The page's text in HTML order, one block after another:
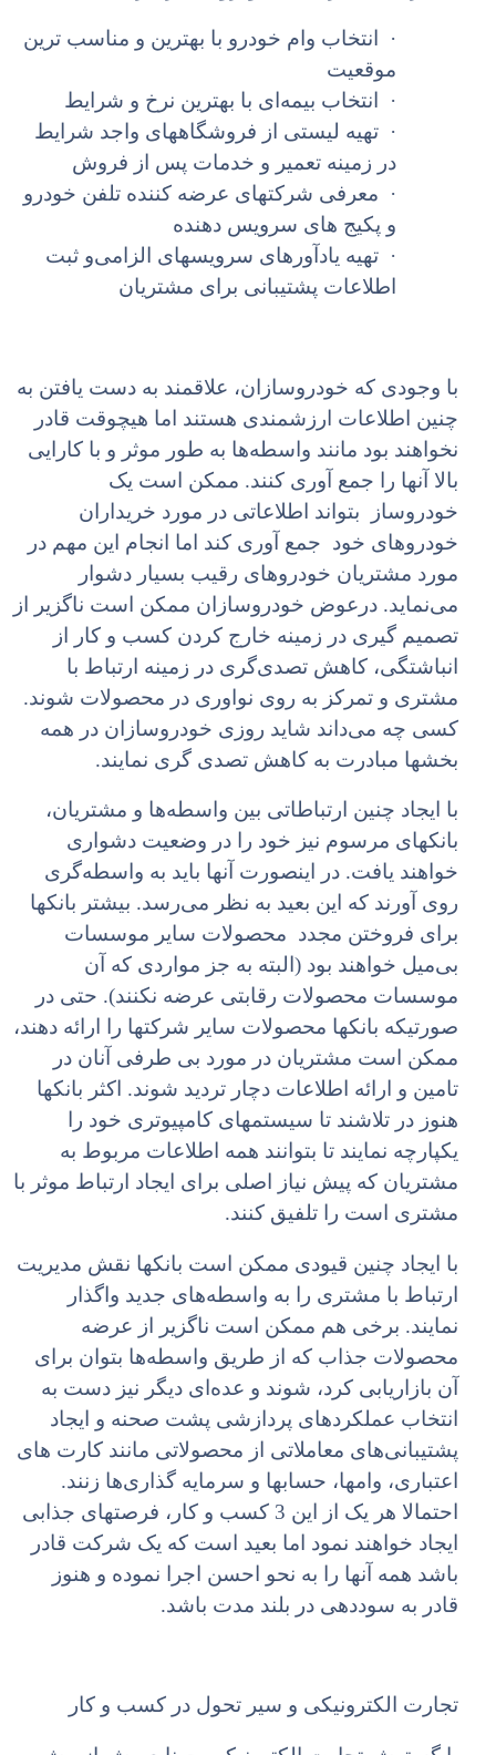
·
انتخاب وام خودرو با بهترین و مناسب ترین
موقعیت
·
انتخاب بیمه‌ای با بهترین نرخ و شرایط
· تهیه لیستی از فروشگاههای واجد شرایط
در زمینه تعمیر و خدمات پس از فروش
·
معرفی شرکتهای عرضه کننده تلفن خودرو
و پکیج های سرویس دهنده
· تهیه یادآورهای سرویسهای الزامی‌و ثبت
اطلاعات پشتیبانی برای مشتریان
با وجودی که خودروسازان، علاقمند به دست یافتن به
چنین اطلاعات ارزشمندی هستند اما هیچوقت قادر
نخواهند بود مانند واسطه‌ها به طور موثر و با کارایی
بالا آنها را جمع آوری کنند. ممکن است یک
خودروساز بتواند اطلاعاتی در مورد خریداران
خودروهای خود جمع آوری کند اما انجام این مهم در
مورد مشتریان خودروهای رقیب بسیار دشوار
می‌نماید. درعوض خودروسازان ممکن است ناگزیر از
تصمیم گیری در زمینه خارج کردن کسب و کار از
انباشتگی، کاهش تصدی‌گری در زمینه ارتباط با
مشتری و تمرکز به روی نواوری در محصولات شوند.
کسی چه می‌داند شاید روزی خودروسازان در همه
بخشها مبادرت به کاهش تصدی گری نمایند.
با ایجاد چنین ارتباطاتی بین واسطه‌ها و مشتریان،‌
بانکهای مرسوم نیز خود را در وضعیت دشواری
خواهند یافت. در اینصورت آنها باید به واسطه‌گری
روی آورند که این بعید به نظر می‌رسد. بیشتر بانکها
برای فروختن مجدد محصولات سایر موسسات
بی‌میل خواهند بود (البته به جز مواردی که آن
موسسات محصولات رقابتی عرضه نکنند). حتی در
صورتیکه بانکها محصولات سایر شرکتها را ارائه دهند،
ممکن است مشتریان در مورد بی طرفی آنان در
تامین و ارائه اطلاعات دچار تردید شوند. اکثر بانکها
هنوز در تلاشند تا سیستمهای کامپیوتری خود را
یکپارچه نمایند تا بتوانند همه اطلاعات مربوط به
مشتریان که پیش نیاز اصلی برای ایجاد ارتباط موثر با
مشتری است را تلفیق کنند.
با ایجاد چنین قیودی ممکن است بانکها نقش مدیریت
ارتباط با مشتری را به واسطه‌های جدید واگذار
نمایند. برخی هم ممکن است ناگزیر از عرضه
محصولات جذاب که از طریق واسطه‌ها بتوان برای
آن بازاریابی کرد، شوند و عده‌ای دیگر نیز دست به
انتخاب عملکردهای پردازشی پشت صحنه و ایجاد
پشتیبانی‌های معاملاتی از محصولاتی مانند کارت های
اعتباری، وامها، حسابها و سرمایه گذاری‌ها زنند.
احتمالا هر یک از این 3 کسب و کار، فرصتهای جذابی
ایجاد خواهند نمود اما بعید است که یک شرکت قادر
باشد همه آنها را به نحو احسن اجرا نموده و هنوز
قادر به سوددهی در بلند مدت باشد.
تجارت الکترونیکی و سیر تحول در کسب و کار